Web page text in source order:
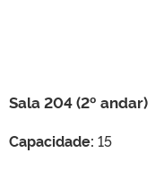
Sala 204 (2º andar)
Capacidade: 15